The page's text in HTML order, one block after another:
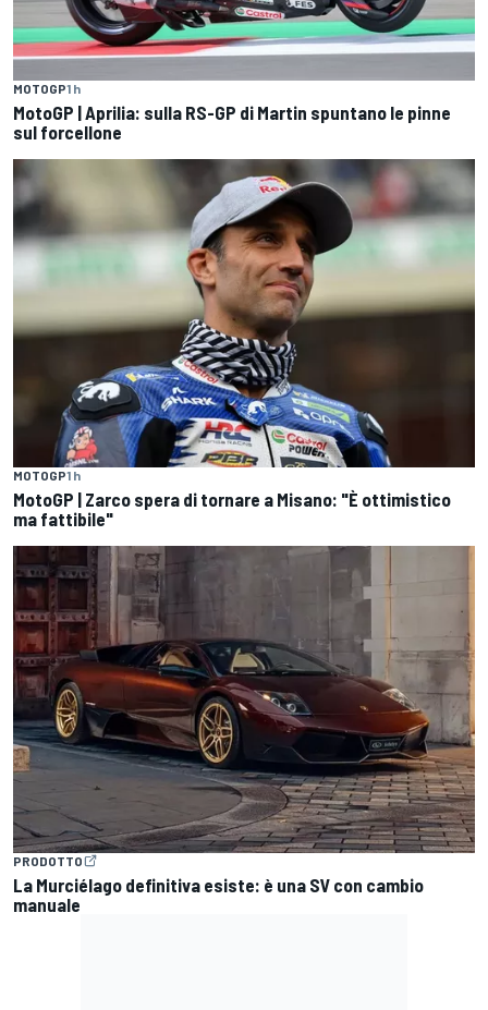
MOTOGP1 h
MotoGP | Aprilia: sulla RS-GP di Martin spuntano le pinne
sul forcellone
MOTOGP1 h
MotoGP | Zarco spera di tornare a Misano: "È ottimistico
ma fattibile"
PRODOTTO
La Murciélago definitiva esiste: è una SV con cambio
manuale